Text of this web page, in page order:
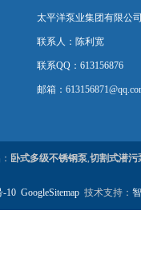
太平洋泵业集团有限公
联系人：陈利宽
联系QQ：613156876
邮箱：
卧式多级不锈钢泵,切割式潜污
-10 GoogleSitemap 技术支持：